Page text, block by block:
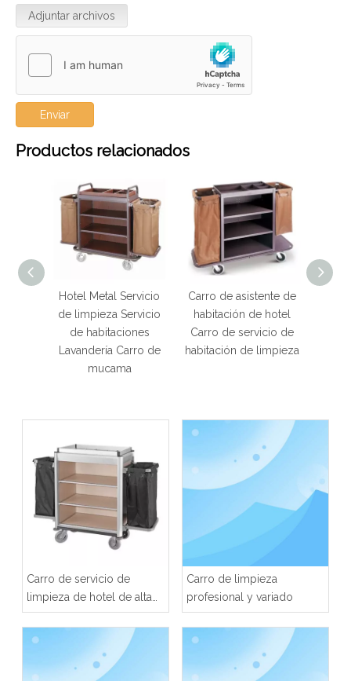
Adjuntar archivos
Enviar
Productos relacionados
Hotel Metal Servicio
de limpieza Servicio
de habitaciones
Lavandería Carro de
mucama
Carro de asistente de
habitación de hotel
Carro de servicio de
habitación de limpieza
Carro de servicio de
limpieza de hotel de alta
calidad
Carro de limpieza
profesional y variado